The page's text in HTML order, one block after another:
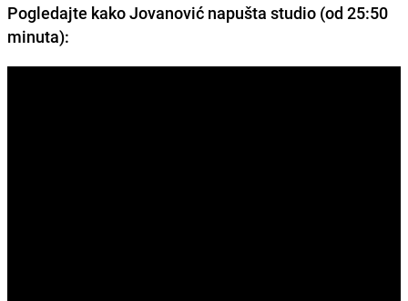
Pogledajte kako Jovanović napušta studio (od 25:50
minuta):